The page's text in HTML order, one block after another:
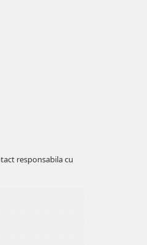
responsabila cu